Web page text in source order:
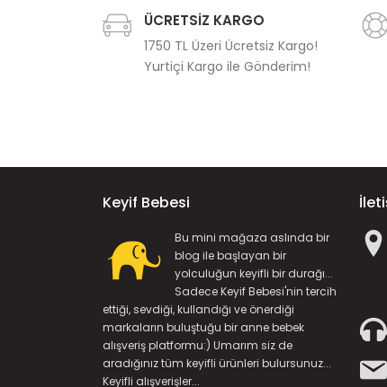
ÜCRETSİZ KARGO
1750 TL Üzeri Ücretsiz Kargo!
Yurtiçi Kargo ile Gönderim!
Keyif Bebesi
Bu mini mağaza aslında bir
blog ile başlayan bir
yolculuğun keyifli bir durağı...
Sadece Keyif Bebesi'nin tercih
ettiği, sevdiği, kullandığı ve önerdiği
markaların buluştuğu bir anne bebek
alışveriş platformu:) Umarım siz de
aradığınız tüm keyifli ürünleri bulursunuz...
Keyifli alışverişler...